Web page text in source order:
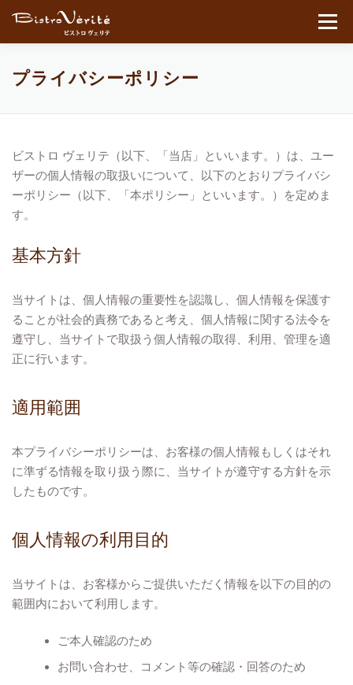
コンテンツへスキップ
メニュ
プライバシーポリシー
ビストロ ヴェリテ（以下、「当店」といいます。）は、ユー
ザーの個人情報の取扱いについて、以下のとおりプライバシ
ーポリシー（以下、「本ポリシー」といいます。）を定めま
す。
基本方針
当サイトは、個人情報の重要性を認識し、個人情報を保護す
ることが社会的責務であると考え、個人情報に関する法令を
遵守し、当サイトで取扱う個人情報の取得、利用、管理を適
正に行います。
適用範囲
本プライバシーポリシーは、お客様の個人情報もしくはそれ
に準ずる情報を取り扱う際に、当サイトが遵守する方針を示
したものです。
個人情報の利用目的
当サイトは、お客様からご提供いただく情報を以下の目的の
範囲内において利用します。
ご本人確認のため
お問い合わせ、コメント等の確認・回答のため